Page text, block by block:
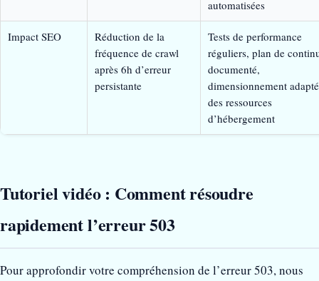
automatisées
Impact SEO
Réduction de la
fréquence de crawl
après 6h d’erreur
persistante
Tests de performance
réguliers, plan de
documenté,
dimensionnement adapté
des ressources
d’hébergement
Tutoriel vidéo : Comment résoudre
rapidement l’erreur 503
Pour approfondir votre compréhension de l’erreur 503, nous